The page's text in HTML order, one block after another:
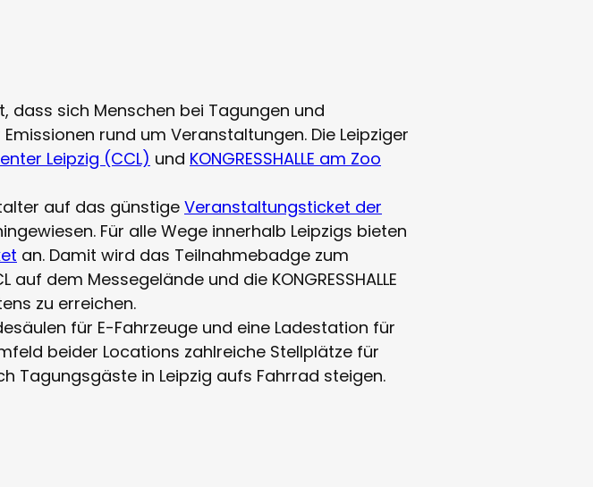
dass sich Menschen bei Tagungen und
rund um Veranstaltungen. Die Leipziger
Leipzig (CCL) und KONGRESSHALLE am Zoo
auf das günstige Veranstaltungsticket der
Für alle Wege innerhalb Leipzigs bieten
an. Damit wird das Teilnahmebadge zum
dem Messegelände und die KONGRESSHALLE
zu erreichen.
für E-Fahrzeuge und eine Ladestation für
beider Locations zahlreiche Stellplätze für
Tagungsgäste in Leipzig aufs Fahrrad steigen.